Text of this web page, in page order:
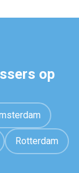
op
Rotterdam